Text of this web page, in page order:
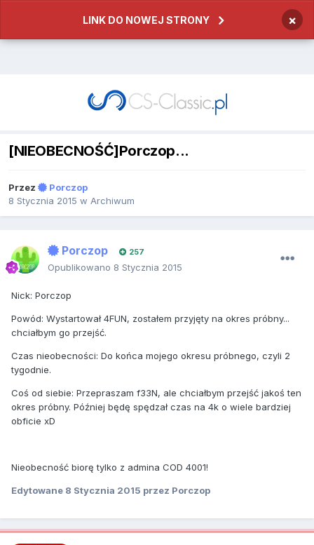
LINK DO NOWEJ STRONY ×
[NIEOBECNOŚĆ]Porczop...
Przez
Porczop
8 Stycznia 2015 w Archiwum
Porczop 257
Opublikowano 8 Stycznia 2015
Nick: Porczop
Powód: Wystartował 4FUN, zostałem przyjęty na okres próbny...
chciałbym go przejść.
Czas nieobecności: Do końca mojego okresu próbnego, czyli 2
tygodnie.
Coś od siebie: Przepraszam f33N, ale chciałbym przejść jakoś ten
okres próbny. Później będę spędzał czas na 4k o wiele bardziej
obficie xD
Nieobecność biorę tylko z admina COD 4001!
Edytowane 8 Stycznia 2015 przez Porczop